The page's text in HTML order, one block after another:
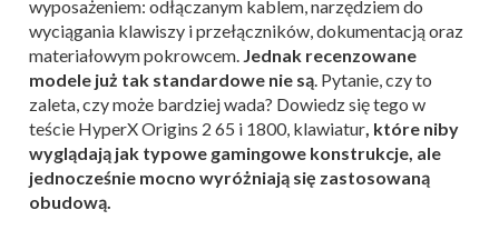
wyposażeniem: odłączanym kablem, narzędziem do
wyciągania klawiszy i przełączników, dokumentacją oraz
materiałowym pokrowcem. Jednak recenzowane
modele już tak standardowe nie są. Pytanie, czy to
zaleta, czy może bardziej wada? Dowiedz się tego w
teście HyperX Origins 2 65 i 1800, klawiatur, które niby
wyglądają jak typowe gamingowe konstrukcje, ale
jednocześnie mocno wyróżniają się zastosowaną
obudową.